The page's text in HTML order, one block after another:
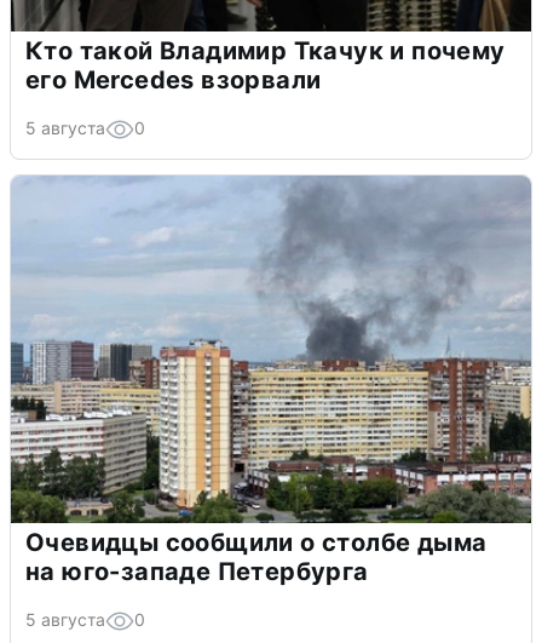
Кто такой Владимир Ткачук и почему
его Mercedes взорвали
5 августа 0
Очевидцы сообщили о столбе дыма
на юго-западе Петербурга
5 августа 0